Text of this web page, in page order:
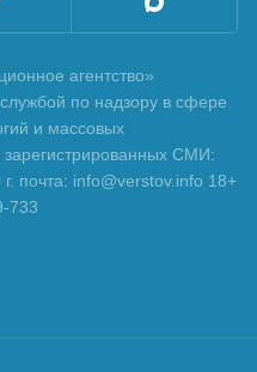
агентство»
по надзору в сфере
и массовых
зарегистрированных СМИ:
почта: info@verstov.info 18+
733